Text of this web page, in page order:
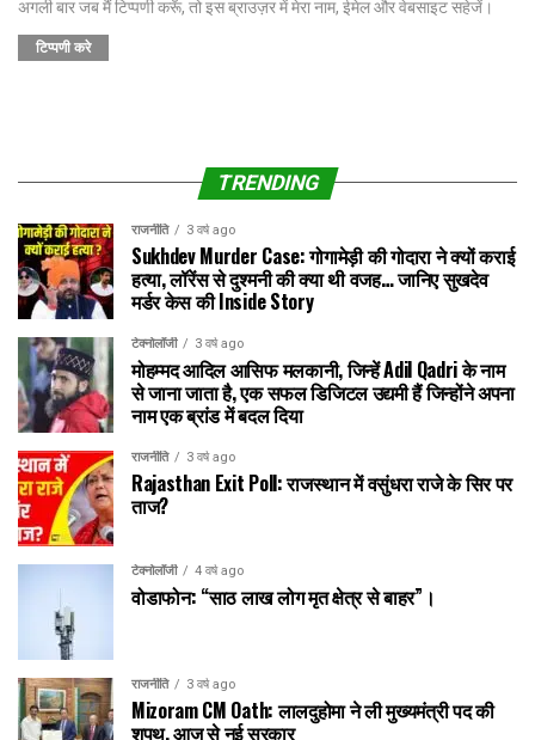
अगली बार जब मैं टिप्पणी करूँ, तो इस ब्राउज़र में मेरा नाम, ईमेल और वेबसाइट सहेजें।
TRENDING
राजनीति 3 वर्ष ago
Sukhdev Murder Case: गोगामेड़ी की गोदारा ने क्यों कराई
हत्या, लॉरेंस से दुश्मनी की क्या थी वजह… जानिए सुखदेव
मर्डर केस की Inside Story
टेक्नोलॉजी 3 वर्ष ago
मोहम्मद आदिल आसिफ मलकानी, जिन्हें Adil Qadri के नाम
से जाना जाता है, एक सफल डिजिटल उद्यमी हैं जिन्होंने अपना
नाम एक ब्रांड में बदल दिया
राजनीति 3 वर्ष ago
Rajasthan Exit Poll: राजस्थान में वसुंधरा राजे के सिर पर
ताज?
टेक्नोलॉजी 4 वर्ष ago
वोडाफोन: “साठ लाख लोग मृत क्षेत्र से बाहर”।
राजनीति 3 वर्ष ago
Mizoram CM Oath: लालदुहोमा ने ली मुख्यमंत्री पद की
शपथ, आज से नई सरकार